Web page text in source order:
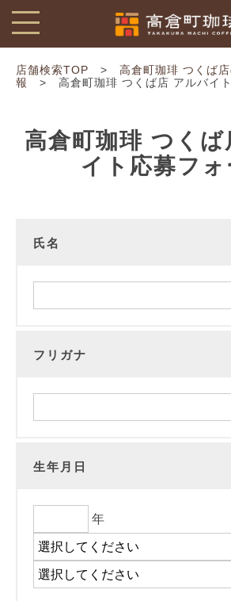
toggle
navigation
店舗検索TOP > 高倉町珈琲 つくば
報
> 高倉町珈琲 つくば店 アルバイト
高倉町珈琲 つく
イト応募フォ
氏名
フリガナ
生年月日
年